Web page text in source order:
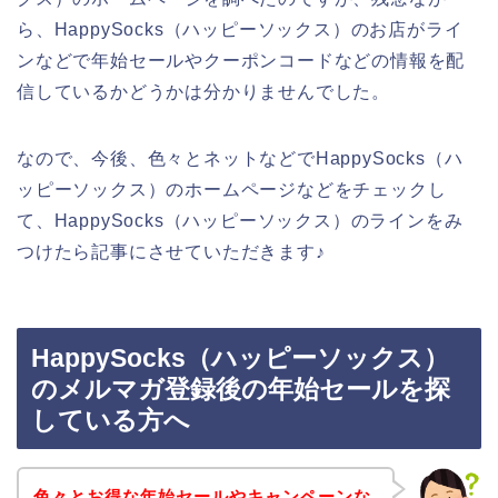
ら、HappySocks（ハッピーソックス）のお店がライ
ンなどで年始セールやクーポンコードなどの情報を配
信しているかどうかは分かりませんでした。
なので、今後、色々とネットなどでHappySocks（ハ
ッピーソックス）のホームページなどをチェックし
て、HappySocks（ハッピーソックス）のラインをみ
つけたら記事にさせていただきます♪
HappySocks（ハッピーソックス）
のメルマガ登録後の年始セールを探
している方へ